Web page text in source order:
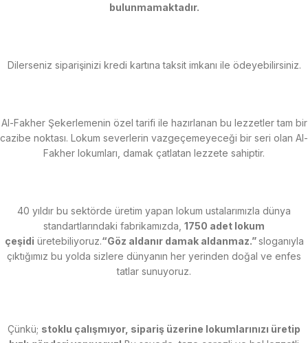
bulunmamaktadır.
Dilerseniz siparişinizi kredi kartına taksit imkanı ile ödeyebilirsiniz.
Al-Fakher Şekerlemenin özel tarifi ile hazırlanan bu lezzetler tam bir
cazibe noktası. Lokum severlerin vazgeçemeyeceği bir seri olan Al-
Fakher lokumları, damak çatlatan lezzete sahiptir.
40 yıldır bu sektörde üretim yapan lokum ustalarımızla dünya
standartlarındaki fabrikamızda, 1750 adet lokum
çeşidi üretebiliyoruz.“Göz aldanır damak aldanmaz.”sloganıyla
çıktığımız bu yolda sizlere dünyanın her yerinden doğal ve enfes
tatlar sunuyoruz.
Çünkü; stoklu çalışmıyor, sipariş üzerine lokumlarınızı üretip